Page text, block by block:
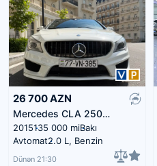
26 700AZN
Mercedes CLA 250
4MATIC
2015135 000 miBakı
Avtomat2.0 L, Benzin
Dünən 21:30